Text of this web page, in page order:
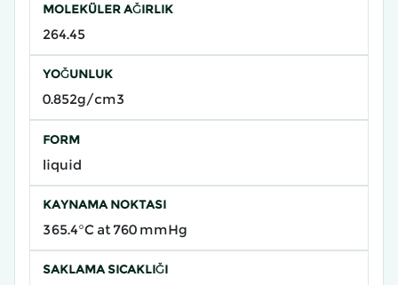
MOLEKÜLER AĞIRLIK
264.45
YOĞUNLUK
0.852g/cm3
FORM
liquid
KAYNAMA NOKTASI
365.4°C at 760 mmHg
SAKLAMA SICAKLIĞI